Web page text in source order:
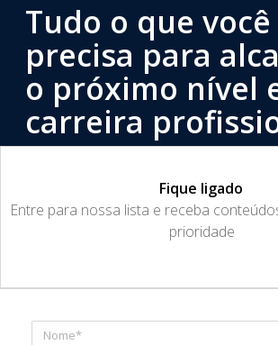
Tudo o que você
precisa para
o próximo nível
carreira
Fique ligado
​Entre para nossa lista e receba
prioridade